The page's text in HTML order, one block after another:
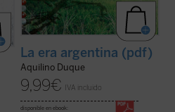
La era argentina (pdf)
Aquilino Duque
9,99€ IVA incluido
disponible en ebook: